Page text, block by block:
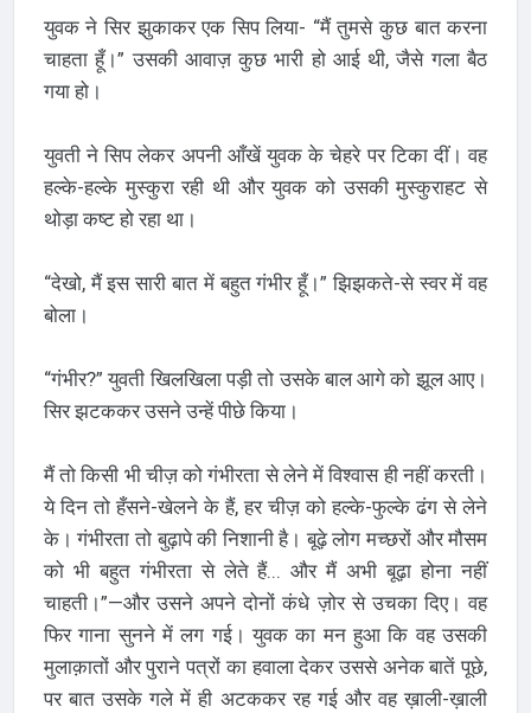
युवक ने सिर झुकाकर एक सिप लिया- “मैं तुमसे कुछ बात करना
चाहता हूँ।” उसकी आवाज़ कुछ भारी हो आई थी, जैसे गला बैठ
गया हो।
युवती ने सिप लेकर अपनी आँखें युवक के चेहरे पर टिका दीं। वह
हल्के-हल्के मुस्कुरा रही थी और युवक को उसकी मुस्कुराहट से
थोड़ा कष्ट हो रहा था।
“देखो, मैं इस सारी बात में बहुत गंभीर हूँ।” झिझकते-से स्वर में वह
बोला।
“गंभीर?” युवती खिलखिला पड़ी तो उसके बाल आगे को झूल आए।
सिर झटककर उसने उन्हें पीछे किया।
मैं तो किसी भी चीज़ को गंभीरता से लेने में विश्वास ही नहीं करती।
ये दिन तो हँसने-खेलने के हैं, हर चीज़ को हल्के-फुल्के ढंग से लेने
के। गंभीरता तो बुढ़ापे की निशानी है। बूढ़े लोग मच्छरों और मौसम
को भी बहुत गंभीरता से लेते हैं... और मैं अभी बूढ़ा होना नहीं
चाहती।”—और उसने अपने दोनों कंधे ज़ोर से उचका दिए। वह
फिर गाना सुनने में लग गई। युवक का मन हुआ कि वह उसकी
मुलाक़ातों और पुराने पत्रों का हवाला देकर उससे अनेक बातें पूछे,
पर बात उसके गले में ही अटककर रह गई और वह ख़ाली-ख़ाली